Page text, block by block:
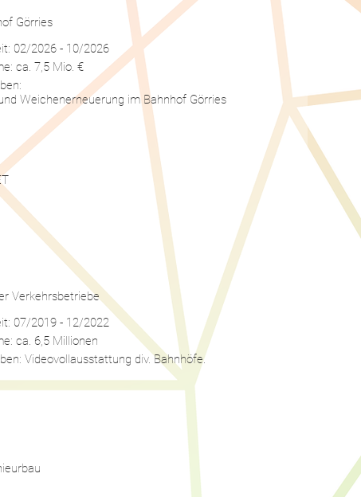
Görries
02/2026 - 10/2026
ca. 7,5 Mio. €
Weichenerneuerung im Bahnhof Görries
Verkehrsbetriebe
07/2019 - 12/2022
ca. 6,5 Millionen
Videovollausstattung div. Bahnhöfe.